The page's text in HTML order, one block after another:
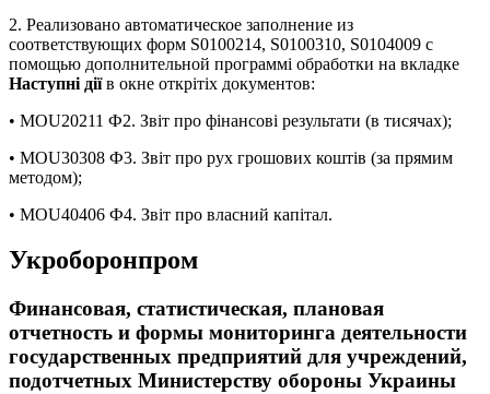
2. Реализовано автоматическое заполнение из
соответствующих форм S0100214, S0100310, S0104009 с
помощью дополнительной программі обработки на вкладке
Наступні діїв окне открітіх документов:
• MOU20211 Ф2. Звіт про фінансові результати (в тисячах);
• MOU30308 Ф3. Звiт про рух грошових коштiв (за прямим
методом);
• MOU40406 Ф4. Звіт про власний капітал.
Укроборонпром
Финансовая, статистическая, плановая
отчетность и формы мониторинга деятельности
государственных предприятий для учреждений,
подотчетных Министерству обороны Украины